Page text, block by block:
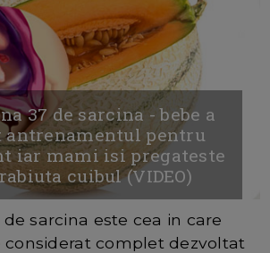
37 de sarcina - bebe a
antrenamentul pentru
iar mami isi pregateste
cuibul (VIDEO)
sarcina este cea in care
considerat complet dezvoltat